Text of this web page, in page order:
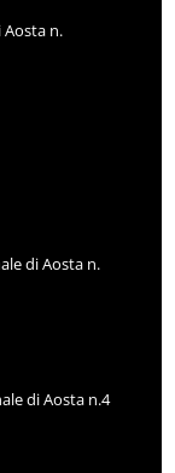
n.
di Aosta n.
di Aosta n.4